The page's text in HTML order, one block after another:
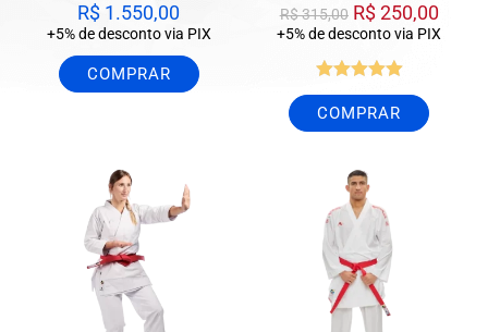
R$ 1.550,00
+5% de desconto via PIX
COMPRAR
R$315,00 R$250,00
+5% de desconto via PIX
Avaliação
5.00de 5
COMPRAR